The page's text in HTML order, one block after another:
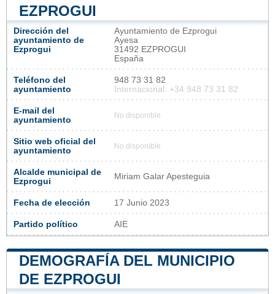
EZPROGUI
Dirección del
ayuntamiento de
Ezprogui
Ayuntamiento de Ezprogui
Ayesa
31492 EZPROGUI
España
Teléfono del
ayuntamiento
948 73 31 82
Internacional: +34 948 73 31 82
E-mail del
ayuntamiento
No disponible
Sitio web oficial del
ayuntamiento
No disponible
Alcalde municipal de
Ezprogui
Miriam Galar Apesteguia
Fecha de elección 17 Junio 2023
Partido político AIE
DEMOGRAFÍA DEL MUNICIPIO
DE EZPROGUI